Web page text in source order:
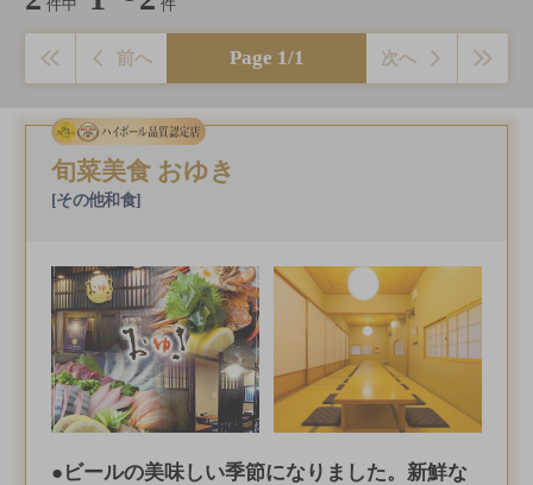
件中 件
前へ Page 1/1 次へ
旬菜美食 おゆき
[その他和食]
●ビールの美味しい季節になりました。新鮮な